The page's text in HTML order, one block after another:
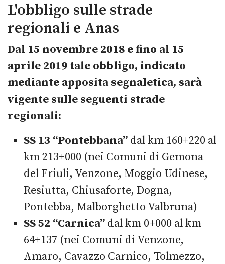
L'obbligo sulle strade
regionali e Anas
Dal 15 novembre 2018 e fino al 15
aprile 2019 tale obbligo, indicato
mediante apposita segnaletica, sarà
vigente sulle seguenti strade
regionali:
SS 13 “Pontebbana” dal km 160+220 al
km 213+000 (nei Comuni di Gemona
del Friuli, Venzone, Moggio Udinese,
Resiutta, Chiusaforte, Dogna,
Pontebba, Malborghetto Valbruna)
SS 52 “Carnica” dal km 0+000 al km
64+137 (nei Comuni di Venzone,
Amaro, Cavazzo Carnico, Tolmezzo,